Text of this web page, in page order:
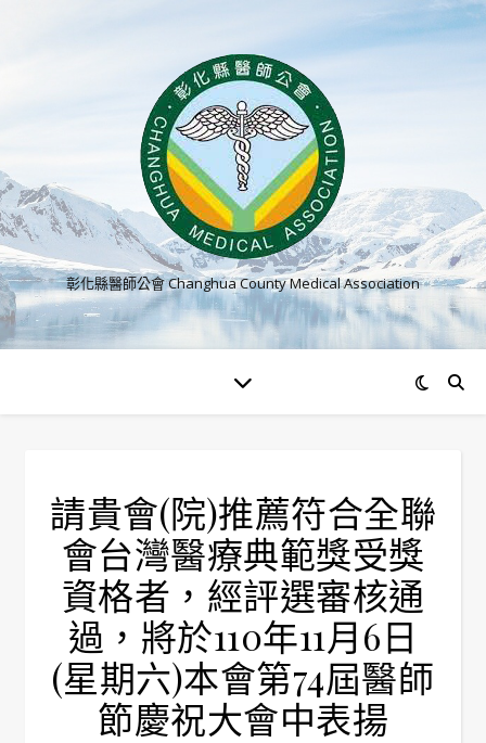
彰化縣醫師公會 Changhua County Medical Association
請貴會(院)推薦符合全聯
會台灣醫療典範獎受獎
資格者，經評選審核通
過，將於110年11月6日
(星期六)本會第74屆醫師
節慶祝大會中表揚